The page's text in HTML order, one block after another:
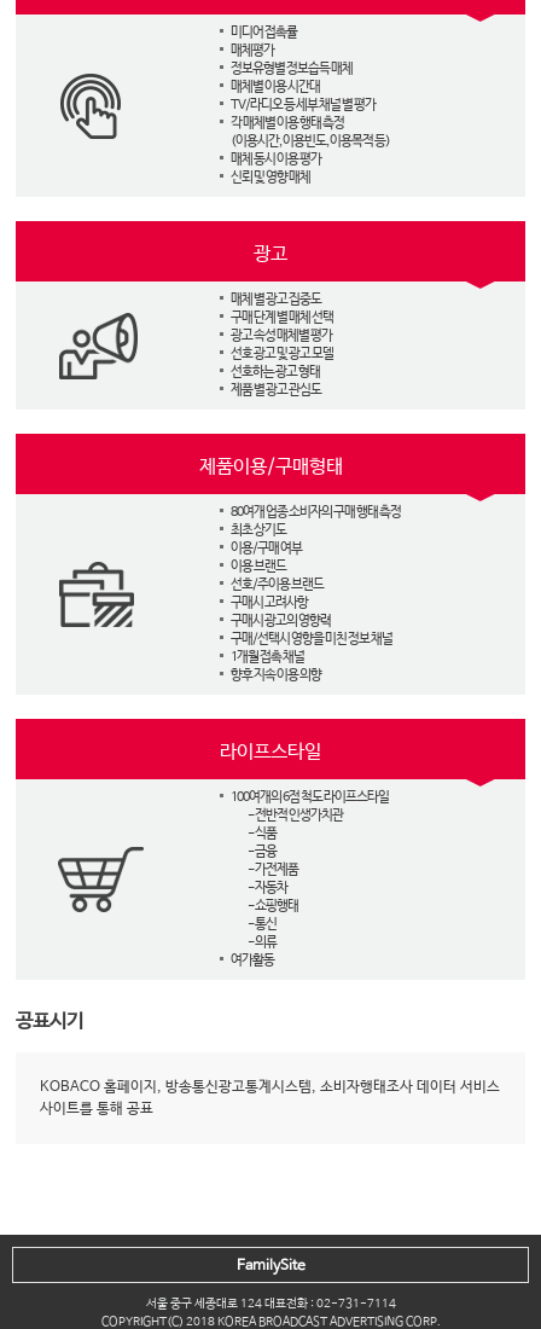
미디어 접촉률
매체평가
정보유형별 정보습득 매체
매체별 이용 시간대
TV/라디오 등 세부 채널 별 평가
각 매체별 이용 행태 측정
(이용시간, 이용빈도, 이용목적 등)
매체 동시 이용 평가
신뢰 및 영향 매체
광고
매체 별 광고 집중도
구매 단계 별 매체 선택
광고 속성 매체별 평가
선호 광고 및 광고 모델
선호하는 광고 형태
제품 별 광고 관심도
제품이용/구매형태
80여개 업종 소비자의 구매 행태 측정
최초 상기도
이용/구매 여부
이용 브랜드
선호/주이용 브랜드
구매시 고려사항
구매시 광고의 영향력
구매/선택시 영향을 미친 정보 채널
1개월 접촉 채널
향후 지속 이용 의향
라이프스타일
100여개의 6점 척도 라이프스타일
- 전반적 인생가치관
- 식품
- 금융
- 가전제품
- 자동차
- 쇼핑행태
- 통신
- 의류
여가활동
공표시기
KOBACO 홈페이지, 방송통신광고통계시스템, 소비자행태조사 데이터 서비스
사이트를 통해 공표
서울 중구 세종대로 124 대표전화 : 02-731-7114
COPYRIGHT(C) 2018 KOREA BROADCAST ADVERTISING CORP.
FamilySite